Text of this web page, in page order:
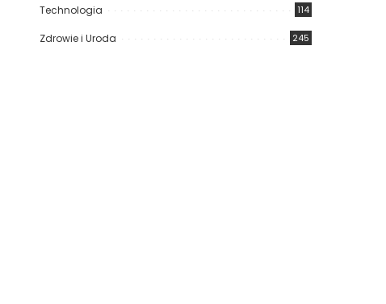
Technologia 114
Zdrowie i Uroda 245